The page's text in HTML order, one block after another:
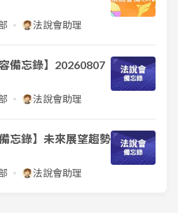
法說會助理
備忘錄】20260807
法說會助理
忘錄】未來展望趨勢
法說會助理